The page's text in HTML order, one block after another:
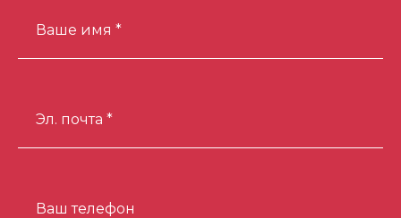
Ваше имя *
Эл. почта *
Ваш телефон